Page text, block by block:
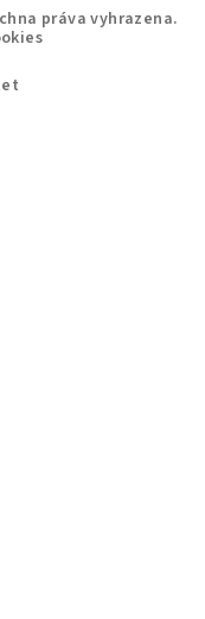
práva vyhrazena.